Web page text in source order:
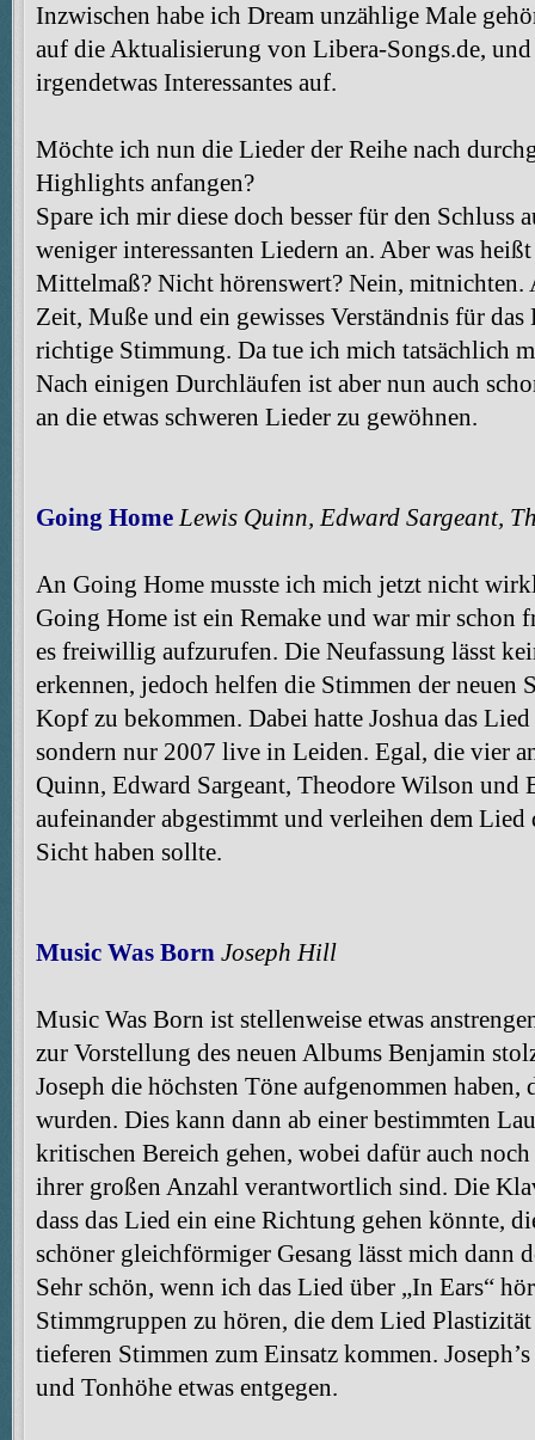
Inzwischen habe ich Dream unzählige Male
auf die Aktualisierung von Libera-Songs.de,
irgendetwas Interessantes auf.
Möchte ich nun die Lieder der Reihe nach
Highlights anfangen?
Spare ich mir diese doch besser für den
weniger interessanten Liedern an. Aber was
Mittelmaß? Nicht hörenswert? Nein, mitnichten.
Zeit, Muße und ein gewisses Verständnis für
richtige Stimmung. Da tue ich mich tatsächlich
Nach einigen Durchläufen ist aber nun auch
an die etwas schweren Lieder zu gewöhnen.
Going Home Lewis Quinn, Edward Sargeant,
An Going Home musste ich mich jetzt nicht
Going Home ist ein Remake und war mir schon
es freiwillig aufzurufen. Die Neufassung lässt
erkennen, jedoch helfen die Stimmen der neuen
Kopf zu bekommen. Dabei hatte Joshua das
sondern nur 2007 live in Leiden. Egal, die vier
Quinn, Edward Sargeant, Theodore Wilson
aufeinander abgestimmt und verleihen dem Lied
Sicht haben sollte.
Music Was Born Joseph Hill
Music Was Born ist stellenweise etwas
zur Vorstellung des neuen Albums Benjamin
Joseph die höchsten Töne aufgenommen
wurden. Dies kann dann ab einer bestimmten
kritischen Bereich gehen, wobei dafür auch
ihrer großen Anzahl verantwortlich sind. Die
dass das Lied ein eine Richtung gehen könnte,
schöner gleichförmiger Gesang lässt mich dann
Sehr schön, wenn ich das Lied über „In Ears“
Stimmgruppen zu hören, die dem Lied
tieferen Stimmen zum Einsatz kommen.
und Tonhöhe etwas entgegen.